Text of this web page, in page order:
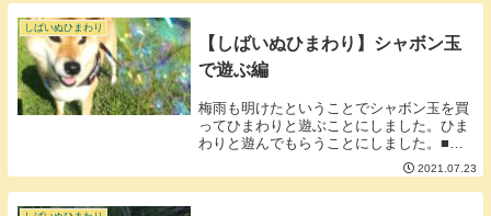
えで備忘録にも使えるように重要なことを
しばいぬひまわり
【しばいぬひまわり】シャボン玉
で遊ぶ編
梅雨も明けたということでシャボン玉を買
ってひまわりと遊ぶことにしました。ひま
わりと遊んでもらうことにしました。■シ
ャボン玉は犬の体にいいのか？犬が食べて
も安心と謳っているものも中にはあります
が決して体にいいものではないと思いま
2021.07.23